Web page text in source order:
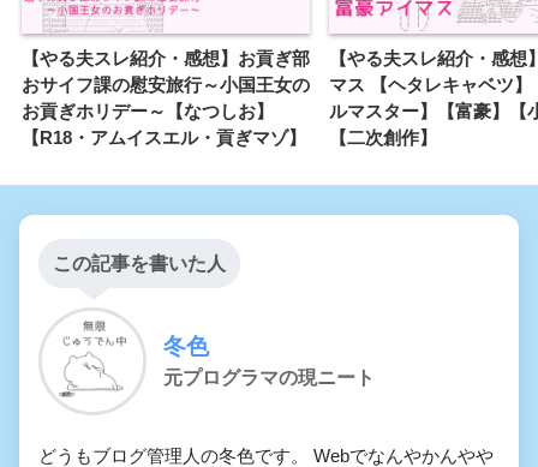
【やる夫スレ紹介・感想】お貢ぎ部
おサイフ課の慰安旅行～小国王女の
お貢ぎホリデー～【なつしお】
【R18・アムイスエル・貢ぎマゾ】
【やる夫スレ紹介・感想
マス 【ヘタレキャベツ】
ルマスター】【富豪】【
【二次創作】
この記事を書いた人
冬色
元プログラマの現ニート
どうもブログ管理人の冬色です。 Webでなんやかんやや